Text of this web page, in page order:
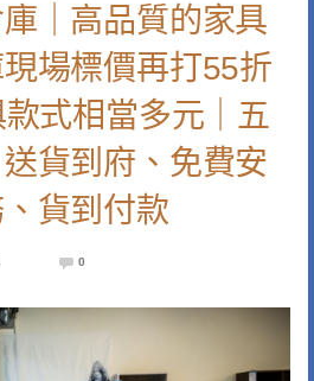
｜高品質的家具
場標價再打55折
款式相當多元｜五
貨到府、免費安
貨到付款
0